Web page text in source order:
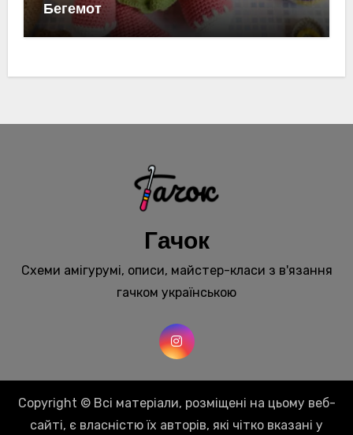
Бегемот
Гачок
Схеми амігурумі, описи, майстер-класи з в'язання
гачком українською
Copyright © Всі матеріали, розміщені на цьому веб-
сайті, є власністю їх авторів, які чітко вказані у